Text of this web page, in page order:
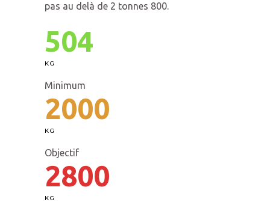
pas au delà de 2 tonnes 800.
504
KG
Minimum
2000
KG
Objectif
2800
KG